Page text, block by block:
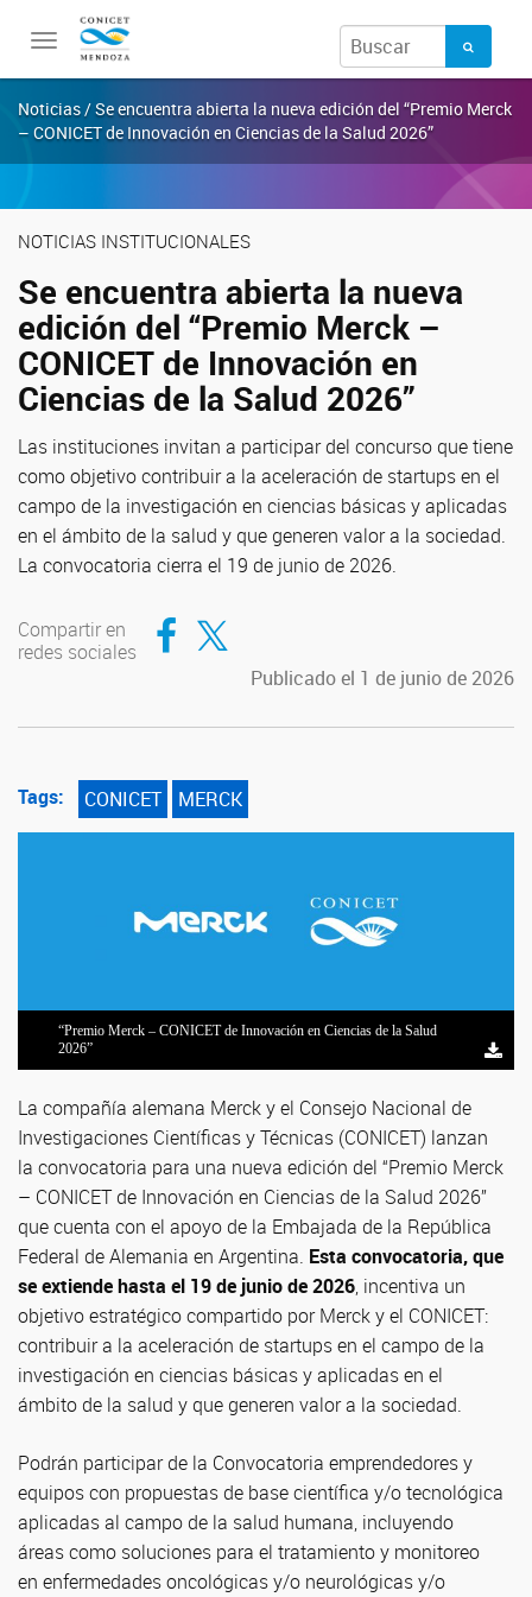
Toggle
navigation
Noticias / Se encuentra abierta la nueva edición del “Premio Merck
– CONICET de Innovación en Ciencias de la Salud 2026”
NOTICIAS INSTITUCIONALES
Se encuentra abierta la nueva
edición del “Premio Merck –
CONICET de Innovación en
Ciencias de la Salud 2026”
Las instituciones invitan a participar del concurso que tiene
como objetivo contribuir a la aceleración de startups en el
campo de la investigación en ciencias básicas y aplicadas
en el ámbito de la salud y que generen valor a la sociedad.
La convocatoria cierra el 19 de junio de 2026.
Compartir en
redes sociales
Compartir en Facebook
Compartir en Twitter
Publicado el 1 de junio de 2026
Tags: CONICET MERCK
“Premio Merck – CONICET de Innovación en Ciencias de la Salud
2026”
La compañía alemana Merck y el Consejo Nacional de
Investigaciones Científicas y Técnicas (CONICET) lanzan
la convocatoria para una nueva edición del “Premio Merck
– CONICET de Innovación en Ciencias de la Salud 2026”
que cuenta con el apoyo de la Embajada de la República
Federal de Alemania en Argentina. Esta convocatoria, que
se extiende hasta el 19 de junio de 2026, incentiva un
objetivo estratégico compartido por Merck y el CONICET:
contribuir a la aceleración de startups en el campo de la
investigación en ciencias básicas y aplicadas en el
ámbito de la salud y que generen valor a la sociedad.
Podrán participar de la Convocatoria emprendedores y
equipos con propuestas de base científica y/o tecnológica
aplicadas al campo de la salud humana, incluyendo
áreas como soluciones para el tratamiento y monitoreo
en enfermedades oncológicas y/o neurológicas y/o